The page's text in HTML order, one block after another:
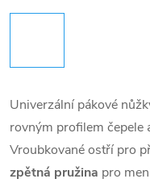
Univerzální pákové
rovným profilem čepele
Vroubkované ostří pro
zpětná pružina pro